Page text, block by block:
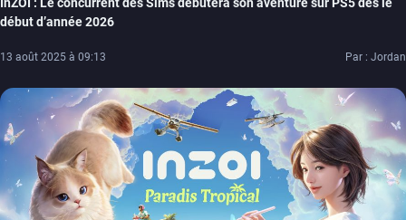
début d’année 2026
13 août 2025 à 09:13 Par : Jordan